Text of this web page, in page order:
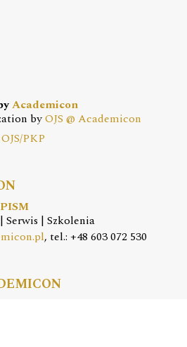
Academicon
byOJS @ Academicon
OJS/PKP
| Szkolenia
, tel.: +48 603 072 530